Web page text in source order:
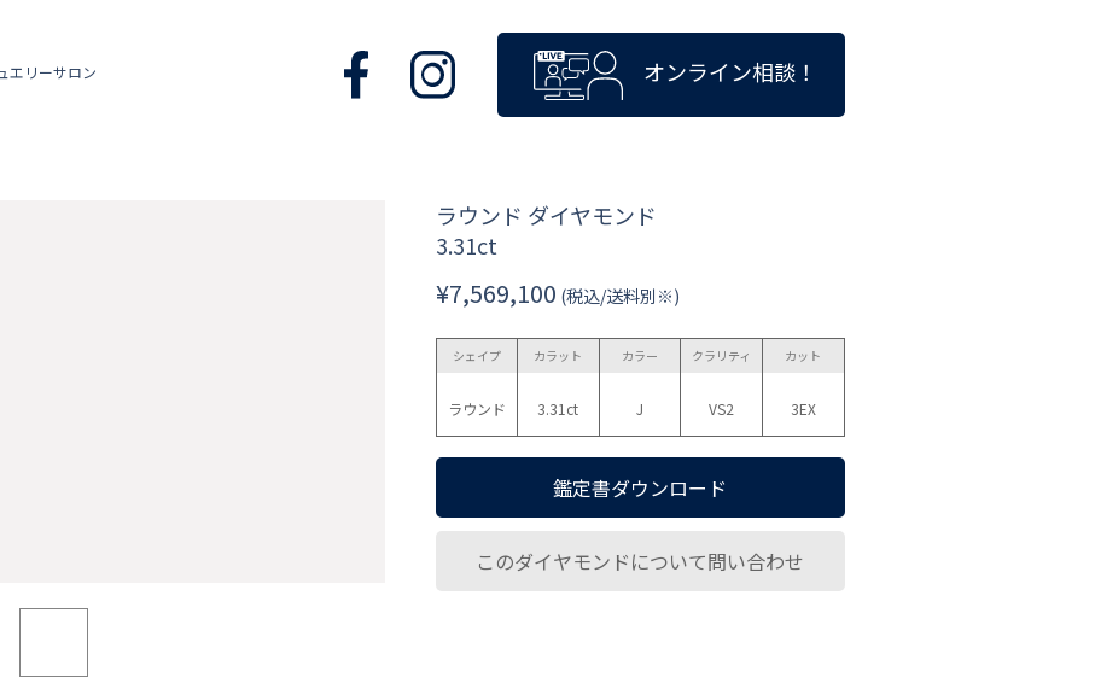
エリーサロン オンライン相談！
ラウンド ダイヤモンド
3.31ct
¥7,569,100 (税込/送料別※)
シェイプ
ラウンド
カラット
3.31ct
カラー
J
クラリティ
VS2
カット
3EX
鑑定書ダウンロード
このダイヤモンドについて問い合わせ